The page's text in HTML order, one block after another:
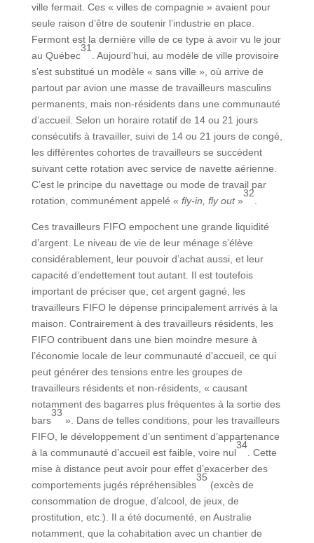
ville fermait. Ces « villes de compagnie » avaient pour
seule raison d’être de soutenir l’industrie en place.
Fermont est la dernière ville de ce type à avoir vu le jour
au Québec
31
. Aujourd’hui, au modèle de ville provisoire
s’est substitué un modèle « sans ville », où arrive de
partout par avion une masse de travailleurs masculins
permanents, mais non-résidents dans une communauté
d’accueil. Selon un horaire rotatif de 14 ou 21 jours
consécutifs à travailler, suivi de 14 ou 21 jours de congé,
les différentes cohortes de travailleurs se succèdent
suivant cette rotation avec service de navette aérienne.
C’est le principe du navettage ou mode de travail par
rotation, communément appelé « fly-in, fly out»
32
.
Ces travailleurs FIFO empochent une grande liquidité
d’argent. Le niveau de vie de leur ménage s’élève
considérablement, leur pouvoir d’achat aussi, et leur
capacité d’endettement tout autant. Il est toutefois
important de préciser que, cet argent gagné, les
travailleurs FIFO le dépense principalement arrivés à la
maison. Contrairement à des travailleurs résidents, les
FIFO contribuent dans une bien moindre mesure à
l’économie locale de leur communauté d’accueil, ce qui
peut générer des tensions entre les groupes de
travailleurs résidents et non-résidents, « causant
notamment des bagarres plus fréquentes à la sortie des
bars
33
». Dans de telles conditions, pour les travailleurs
FIFO, le développement d’un sentiment d’appartenance
à la communauté d’accueil est faible, voire nul
34
. Cette
mise à distance peut avoir pour effet d’exacerber des
comportements jugés répréhensibles
35
(excès de
consommation de drogue, d’alcool, de jeux, de
prostitution, etc.). Il a été documenté, en Australie
notamment, que la cohabitation avec un chantier de